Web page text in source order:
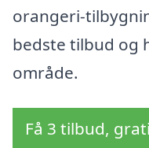
orangeri-
bedste tilbud og
område.
Få 3 tilbud,